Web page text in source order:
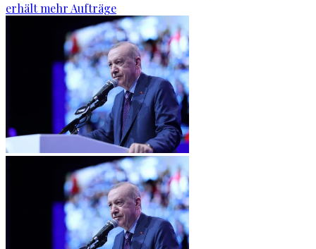
erhält mehr Aufträge